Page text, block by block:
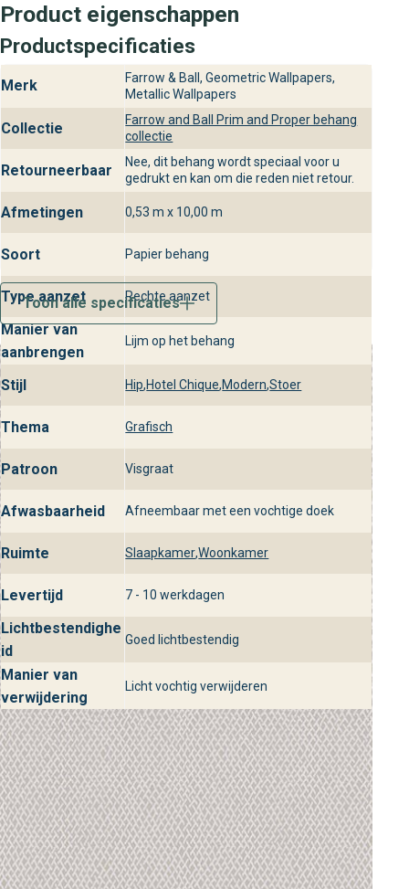
Product eigenschappen
Productspecificaties
Merk
Farrow & Ball, Geometric Wallpapers,
Metallic Wallpapers
Collectie
Farrow and Ball Prim and Proper behang
collectie
Retourneerbaar
Nee, dit behang wordt speciaal voor u
gedrukt en kan om die reden niet retour.
Afmetingen 0,53 m x 10,00 m
Soort Papier behang
Type aanzet Rechte aanzet
Manier van
aanbrengen
Lijm op het behang
Stijl Hip,Hotel Chique,Modern,Stoer
Thema Grafisch
Patroon Visgraat
Afwasbaarheid Afneembaar met een vochtige doek
Ruimte Slaapkamer,Woonkamer
Levertijd 7 - 10 werkdagen
Lichtbestendighe
id
Goed lichtbestendig
Manier van
verwijdering
Licht vochtig verwijderen
Toon alle specificaties